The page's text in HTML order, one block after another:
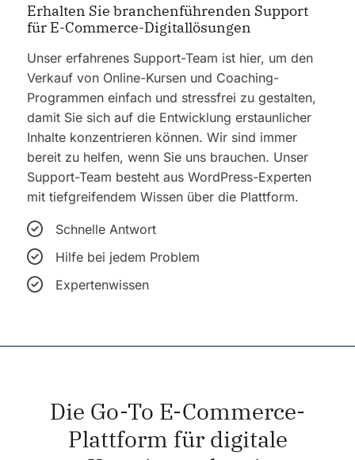
Erhalten Sie branchenführenden Support
für E-Commerce-Digitallösungen
Unser erfahrenes Support-Team ist hier, um den
Verkauf von Online-Kursen und Coaching-
Programmen einfach und stressfrei zu gestalten,
damit Sie sich auf die Entwicklung erstaunlicher
Inhalte konzentrieren können. Wir sind immer
bereit zu helfen, wenn Sie uns brauchen. Unser
Support-Team besteht aus WordPress-Experten
mit tiefgreifendem Wissen über die Plattform.
Schnelle Antwort
Hilfe bei jedem Problem
Expertenwissen
Die Go-To E-Commerce-
Plattform für digitale